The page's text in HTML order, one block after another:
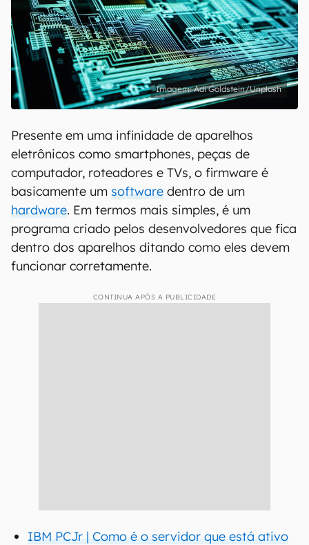
Adi Goldstein/Unplash
Presente em uma infinidade de aparelhos
eletrônicos como smartphones, peças de
computador, roteadores e TVs, o firmware é
basicamente um software dentro de um
hardware. Em termos mais simples, é um
programa criado pelos desenvolvedores que fica
dentro dos aparelhos ditando como eles devem
funcionar corretamente.
CONTINUA APÓS A PUBLICIDADE
IBM PCJr | Como é o servidor que está ativo